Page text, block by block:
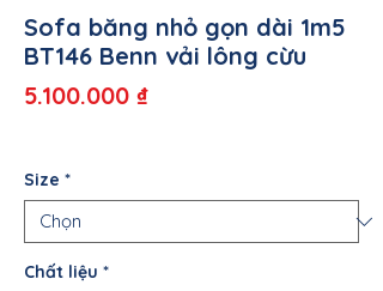
Sofa băng nhỏ gọn dài 1m5
BT146 Benn vải lông cừu
5.100.000 ₫Giá
Size *
Chất liệu *